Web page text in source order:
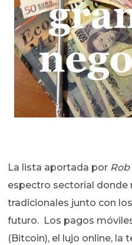
La lista aportada por
espectro sectorial donde
tradicionales junto con
futuro. Los pagos
(Bitcoin), el lujo online, la